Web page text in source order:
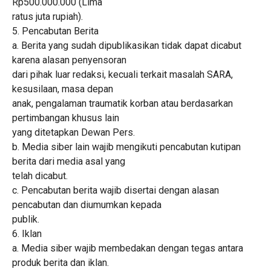
ratus juta rupiah).
5. Pencabutan Berita
a. Berita yang sudah dipublikasikan tidak dapat dicabut
karena alasan penyensoran
dari pihak luar redaksi, kecuali terkait masalah SARA,
kesusilaan, masa depan
anak, pengalaman traumatik korban atau berdasarkan
pertimbangan khusus lain
yang ditetapkan Dewan Pers.
b. Media siber lain wajib mengikuti pencabutan kutipan
berita dari media asal yang
telah dicabut.
c. Pencabutan berita wajib disertai dengan alasan
pencabutan dan diumumkan kepada
publik.
6. Iklan
a. Media siber wajib membedakan dengan tegas antara
produk berita dan iklan.